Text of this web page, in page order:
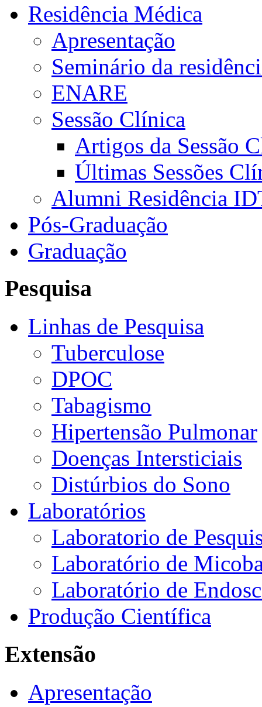
Residência Médica
Apresentação
Seminário da
ENARE
Sessão Clínica
Artigos da Sessão
Últimas Sessões
Alumni Residência
Pós-Graduação
Graduação
Pesquisa
Linhas de Pesquisa
Tuberculose
DPOC
Tabagismo
Hipertensão Pulmonar
Doenças Intersticiais
Distúrbios do Sono
Laboratórios
Laboratorio de
Laboratório de
Laboratório de
Produção Científica
Extensão
Apresentação